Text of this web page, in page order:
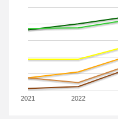
2021 2022